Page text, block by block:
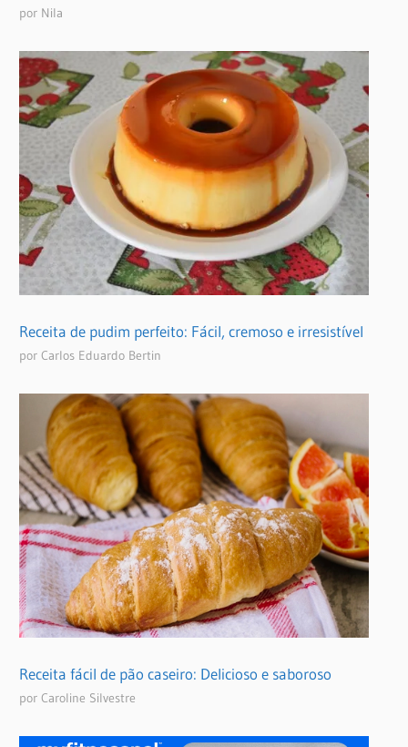
por Nila
Receita de pudim perfeito: Fácil, cremoso e irresistível
por Carlos Eduardo Bertin
Receita fácil de pão caseiro: Delicioso e saboroso
por Caroline Silvestre